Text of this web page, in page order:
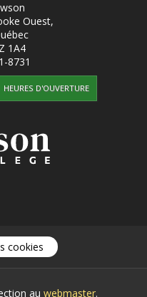
Ouest,
1A4
8731
HEURES D'OUVERTURE
cookies
auwebmaster.